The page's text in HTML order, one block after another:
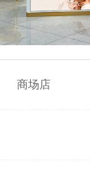
商场店